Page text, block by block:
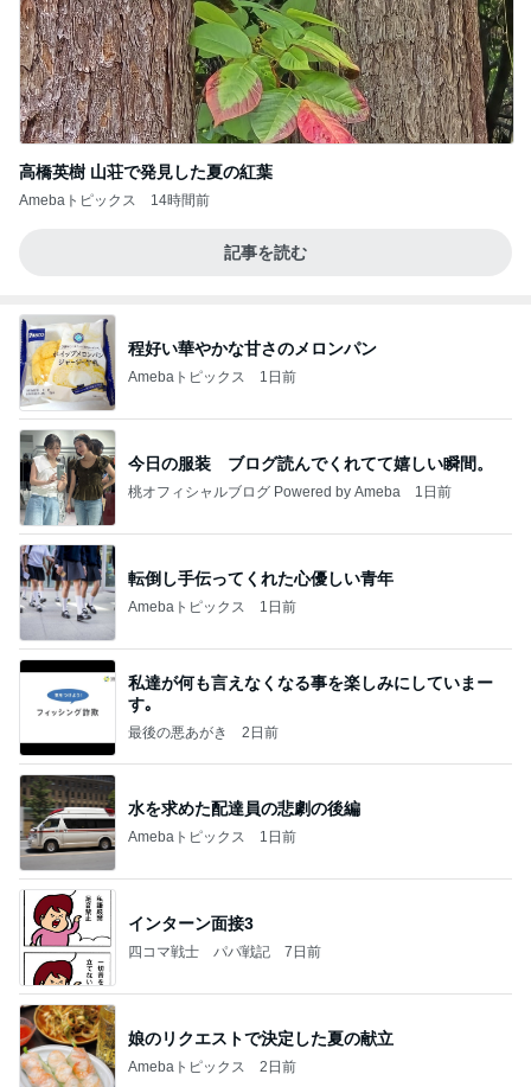
高橋英樹 山荘で発見した夏の紅葉
Amebaトピックス 14時間前
記事を読む
程好い華やかな甘さのメロンパン
Amebaトピックス 1日前
今日の服装 ブログ読んでくれてて嬉しい瞬間。
桃オフィシャルブログ Powered by Ameba 1日前
転倒し手伝ってくれた心優しい青年
Amebaトピックス 1日前
私達が何も言えなくなる事を楽しみにしていまー
す｡
最後の悪あがき 2日前
水を求めた配達員の悲劇の後編
Amebaトピックス 1日前
インターン面接3
四コマ戦士 パパ戦記 7日前
娘のリクエストで決定した夏の献立
Amebaトピックス 2日前